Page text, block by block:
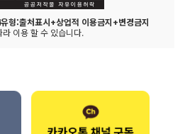
형:출처표시+상업적 이용금지+변경금지
라 이용 할 수 있습니다.